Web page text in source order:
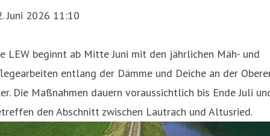
Juni 2026 11:10
LEW beginnt ab Mitte Juni mit den jährlichen Mäh- und
entlang der Dämme und Deiche an der
Die Maßnahmen dauern voraussichtlich bis Ende Juli
den Abschnitt zwischen Lautrach und Altusried.